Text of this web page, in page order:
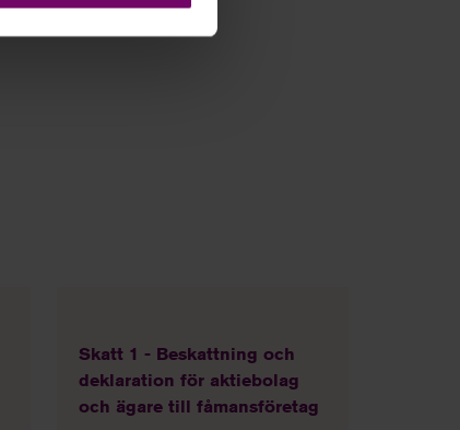
Skatt 1 - Beskattning och
deklaration för aktiebolag
och ägare till fåmansföretag